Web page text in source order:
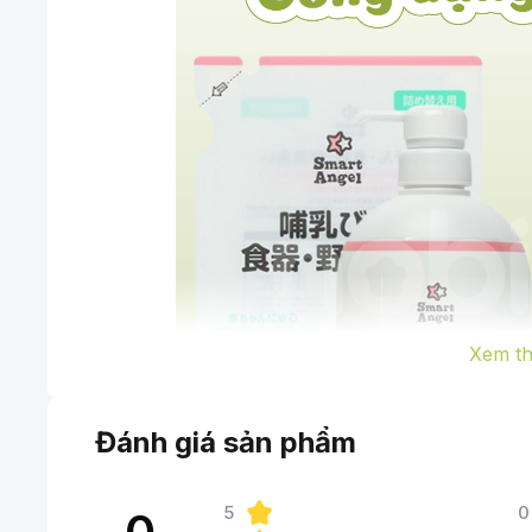
Xem
Đánh giá sản phẩm
5
0